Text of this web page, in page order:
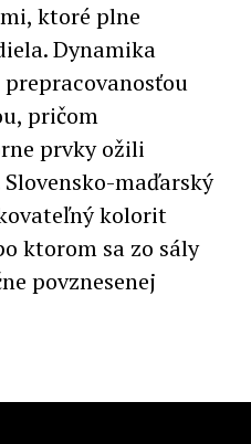
ktoré plne
Dynamika
pričom
prvky ožili
maďarský
kolorit
ktorom sa zo sály
povznesenej